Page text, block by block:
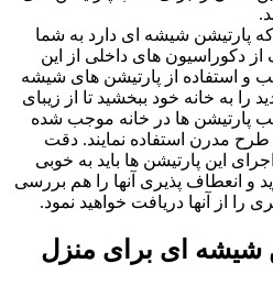
پارتیشن شیشه ای دارد به شما
از دکوراسیون های داخلی از این
و استفاده از پارتیشن های شیشه
را به خانه خود ببخشید تا از زیبای
پارتیشن ها در خانه موجب شده
طرح مدرن استفاده نمایند. دقت
این پارتیشن ها باید به خوبی
و انعطاف پذیری آنها را هم بررسی
را از آنها دریافت خواهید نمود.
شیشه ای برای منزل